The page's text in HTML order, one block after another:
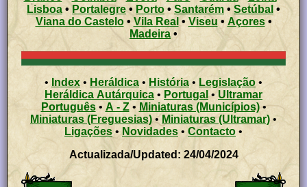
Lisboa • Portalegre• Porto• Santarém • Setúbal •
Viana do Castelo• Vila Real • Viseu • Açores•
Madeira •
• Index • Heráldica • História • Legislação •
Heráldica Autárquica • Portugal • Ultramar
Português• A - Z• Miniaturas (Municípios)•
Miniaturas (Freguesias)• Miniaturas (Ultramar)•
Ligações• Novidades • Contacto •
Actualizada/Updated: 24/04/2024